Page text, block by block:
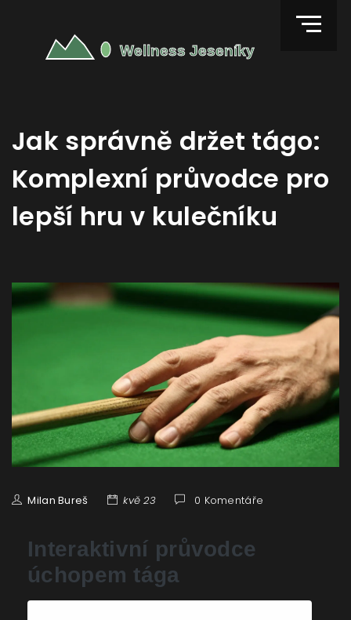
Jak správně držet tágo:
Komplexní průvodce pro
lepší hru v kulečníku
Milan Bureš kvě 23 0 Komentáře
Interaktivní průvodce
úchopem tága